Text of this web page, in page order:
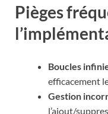
Pièges
Boucles
efficacement
Gestion
l’ajout/